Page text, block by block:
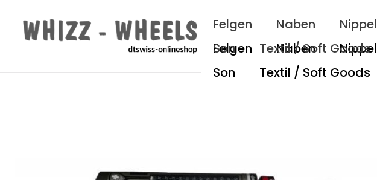
Felgen Naben Nippel
Son
Textil / Soft Goods